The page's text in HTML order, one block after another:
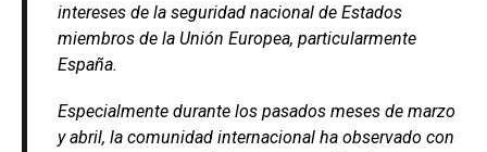
intereses de la seguridad nacional de Estados
miembros de la Unión Europea, particularmente
España.
Especialmente durante los pasados meses de marzo
y abril, la comunidad internacional ha observado con